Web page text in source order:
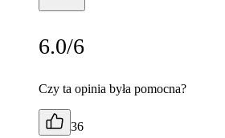
6.0/6
Czy ta opinia była pomocna?
36